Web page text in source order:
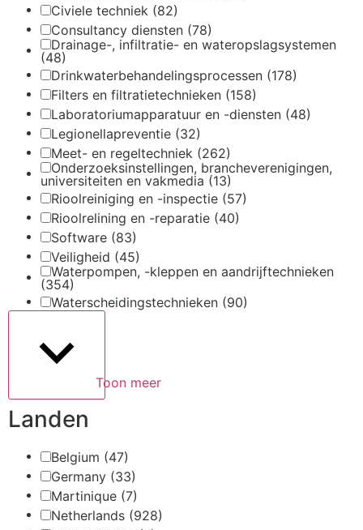
Civiele techniek (82)
Consultancy diensten (78)
Drainage-, infiltratie- en wateropslagsystemen
(48)
Drinkwaterbehandelingsprocessen (178)
Filters en filtratietechnieken (158)
Laboratoriumapparatuur en -diensten (48)
Legionellapreventie (32)
Meet- en regeltechniek (262)
Onderzoeksinstellingen, brancheverenigingen,
universiteiten en vakmedia (13)
Rioolreiniging en -inspectie (57)
Rioolrelining en -reparatie (40)
Software (83)
Veiligheid (45)
Waterpompen, -kleppen en aandrijftechnieken
(354)
Waterscheidingstechnieken (90)
Toon meer
Landen
Belgium (47)
Germany (33)
Martinique (7)
Netherlands (928)